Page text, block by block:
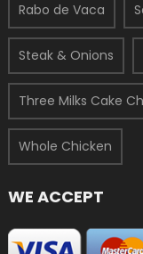
Rabo de Vaca
Steak & Onions
Three Milks Cake
Whole Chicken
WE ACCEPT